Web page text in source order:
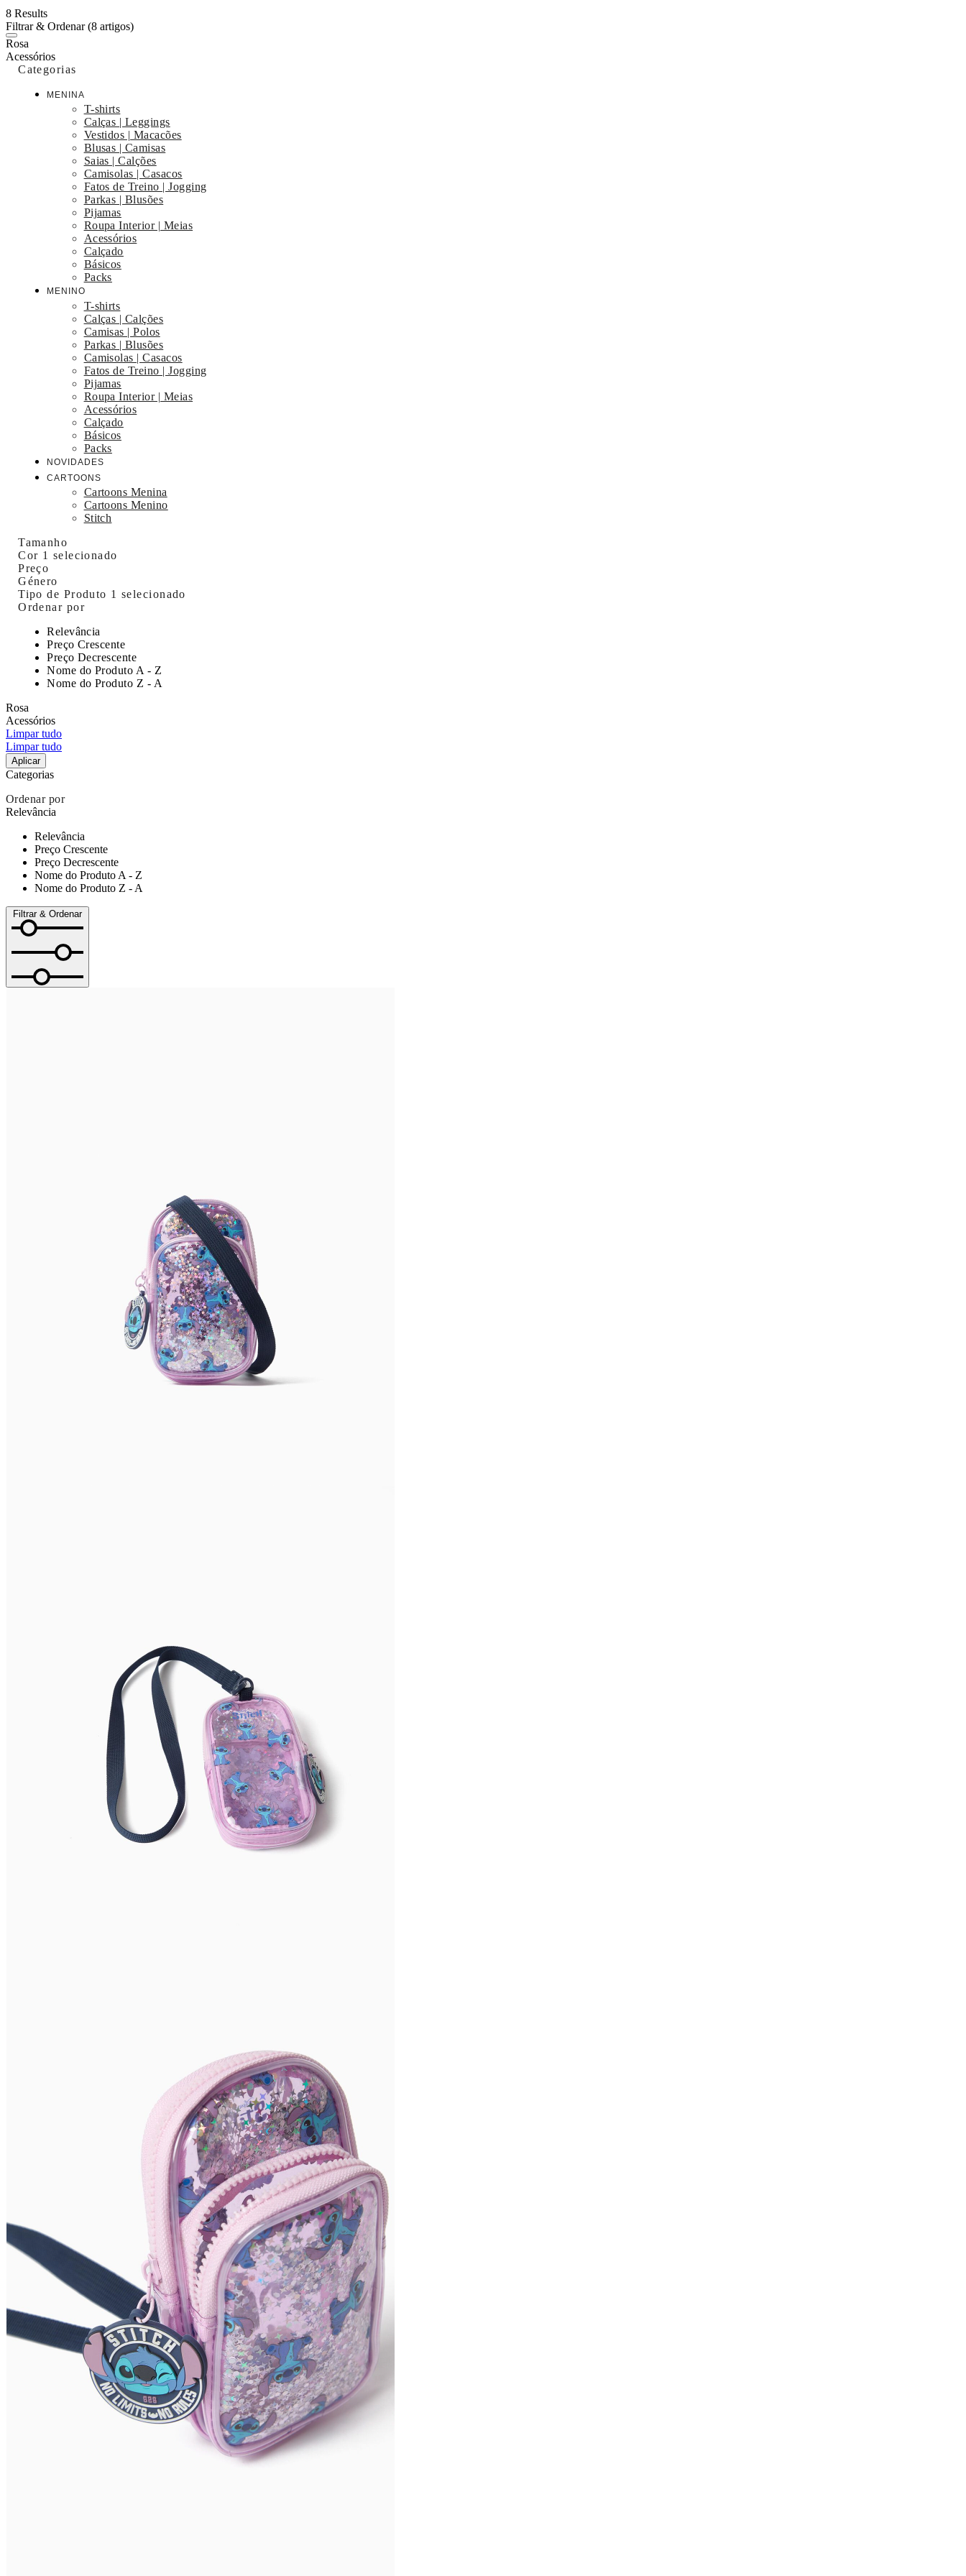
8 Results
Filtrar & Ordenar(8 artigos)
Rosa
Acessórios
Categorias
MENINA
T-shirts
Calças | Leggings
Vestidos | Macacões
Blusas | Camisas
Saias | Calções
Camisolas | Casacos
Fatos de Treino | Jogging
Parkas | Blusões
Pijamas
Roupa Interior | Meias
Acessórios
Calçado
Básicos
Packs
MENINO
T-shirts
Calças | Calções
Camisas | Polos
Parkas | Blusões
Camisolas | Casacos
Fatos de Treino | Jogging
Pijamas
Roupa Interior | Meias
Acessórios
Calçado
Básicos
Packs
NOVIDADES
CARTOONS
Cartoons Menina
Cartoons Menino
Stitch
Tamanho
Cor 1 selecionado
Preço
Género
Tipo de Produto 1 selecionado
Ordenar por
Relevância
Preço Crescente
Preço Decrescente
Nome do Produto A - Z
Nome do Produto Z - A
Rosa
Acessórios
Limpar tudo
Limpar tudo
Aplicar
Categorias
Ordenar por
Relevância
Relevância
Preço Crescente
Preço Decrescente
Nome do Produto A - Z
Nome do Produto Z - A
Filtrar & Ordenar